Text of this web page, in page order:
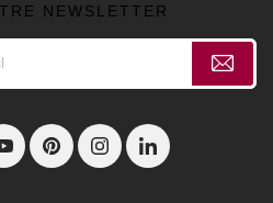
NEWSLETTER